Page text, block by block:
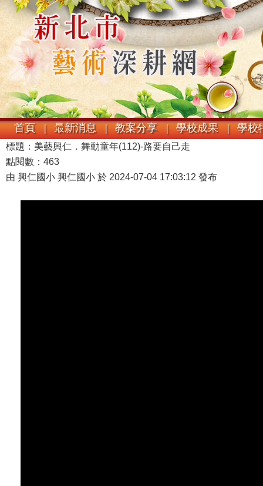
首頁 |最新消息 |教案分享 |學校成果 |學校
標題：美藝興仁．舞動童年(112)-路要自己走
點閱數：463
由 興仁國小 興仁國小 於 2024-07-04 17:03:12 發布